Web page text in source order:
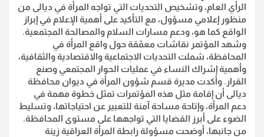
الرأي العام، وتشخيص التحديات التي تواجه المرأة في ديالى من
منظور إعلامي مسؤول، مع التأكيد على أهمية الإعلام في إبراز
الواقع كما هو، ودعم مسارات السلام والمصالحة المجتمعية.
وشهد المؤتمر نقاشات معمّقة حول واقع المرأة في
المحافظة، شملت التحديات الاجتماعية والاقتصادية والثقافية،
وأهمية إشراك النساء في عمليات الحوار المجتمعي وصنع
القرار. وأكدت مديرة قسم شؤون المرأة في ديوان محافظة
ديالى أن إقامة مثل هذه المؤتمرات تمثل خطوة مهمة في
دعم المرأة، وإتاحة مساحة آمنة للتعبير عن احتياجاتها، وتسليط
الضوء على أبرز القضايا التي تواجهها على مستوى المحافظة.
من جانبها، أوضحت مسؤولة رابطة المرأة العراقية زينة